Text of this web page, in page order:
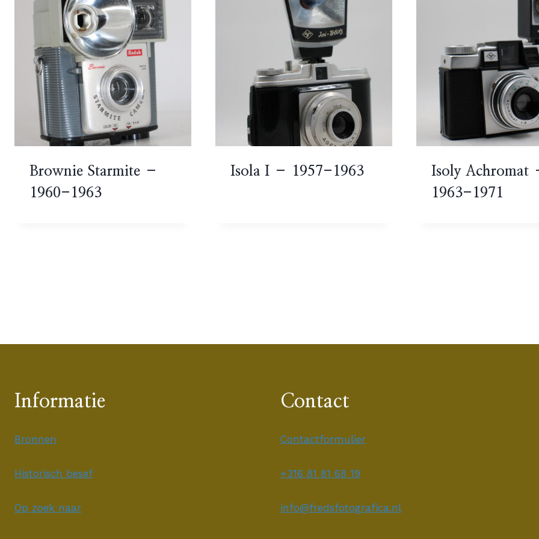
Brownie Starmite –
1960-1963
Isola I – 1957-1963
Isoly Achromat
1963-1971
Informatie
Bronnen
Historisch besef
Op zoek naar
Contact
Contactformulier
+316 81 81 68 19
info@fredsfotografica.nl